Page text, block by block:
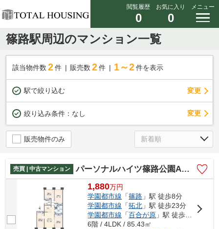
閲覧履歴
0
お気に入り
0
メニュー
篠路駅周辺のマンション一覧
該当物件数 2件 販売数 2 件 1～2 件を表示
駅で絞り込む 変更
絞り込み条件： なし 変更
販売物件のみ
売買 | 中古マンション パーソナルハイツ篠路公園Aコート
1,880万円
学園都市線 「篠路 」駅 徒歩8分
学園都市線 「拓北 」駅 徒歩23分
学園都市線 「百合が原 」駅 徒歩32分
6階 / 4LDK / 85.43㎡